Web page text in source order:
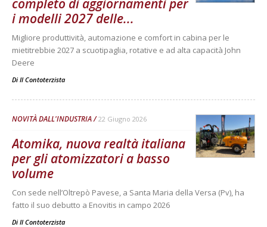
completo di aggiornamenti per
i modelli 2027 delle...
Migliore produttività, automazione e comfort in cabina per le
mietitrebbie 2027 a scuotipaglia, rotative e ad alta capacità John
Deere
Di Il Contoterzista
NOVITÀ DALL'INDUSTRIA 22 Giugno 2026
Atomika, nuova realtà italiana
per gli atomizzatori a basso
volume
Con sede nell’Oltrepò Pavese, a Santa Maria della Versa (Pv), ha
fatto il suo debutto a Enovitis in campo 2026
Di Il Contoterzista